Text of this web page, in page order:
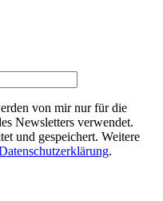
von mir nur für die
Newsletters verwendet.
und gespeichert. Weitere
.